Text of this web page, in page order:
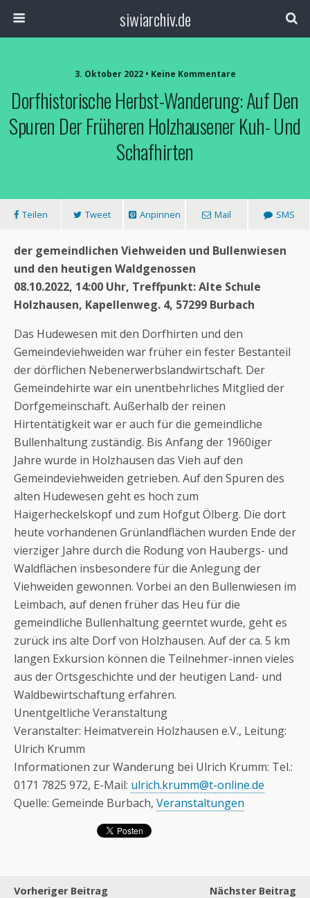
siwiarchiv.de
3. Oktober 2022 • Keine Kommentare
Dorfhistorische Herbst-Wanderung: Auf Den
Spuren Der Früheren Holzhausener Kuh- Und
Schafhirten
Teilen Tweet Anpinnen Mail SMS
der gemeindlichen Viehweiden und Bullenwiesen
und den heutigen Waldgenossen
08.10.2022, 14:00 Uhr, Treffpunkt: Alte Schule
Holzhausen, Kapellenweg. 4, 57299 Burbach
Das Hudewesen mit den Dorfhirten und den
Gemeindeviehweiden war früher ein fester Bestanteil
der dörflichen Nebenerwerbslandwirtschaft. Der
Gemeindehirte war ein unentbehrliches Mitglied der
Dorfgemeinschaft. Außerhalb der reinen
Hirtentätigkeit war er auch für die gemeindliche
Bullenhaltung zuständig. Bis Anfang der 1960iger
Jahre wurde in Holzhausen das Vieh auf den
Gemeindeviehweiden getrieben. Auf den Spuren des
alten Hudewesen geht es hoch zum
Haigerheckelskopf und zum Hofgut Ölberg. Die dort
heute vorhandenen Grünlandflächen wurden Ende der
vierziger Jahre durch die Rodung von Haubergs- und
Waldflächen insbesondere für die Anlegung der
Viehweiden gewonnen. Vorbei an den Bullenwiesen im
Leimbach, auf denen früher das Heu für die
gemeindliche Bullenhaltung geerntet wurde, geht es
zurück ins alte Dorf von Holzhausen. Auf der ca. 5 km
langen Exkursion können die Teilnehmer-innen vieles
aus der Ortsgeschichte und der heutigen Land- und
Waldbewirtschaftung erfahren.
Unentgeltliche Veranstaltung
Veranstalter: Heimatverein Holzhausen e.V., Leitung:
Ulrich Krumm
Informationen zur Wanderung bei Ulrich Krumm: Tel.:
0171 7825 972, E-Mail: ulrich.krumm@t-online.de
Quelle: Gemeinde Burbach, Veranstaltungen
Vorheriger Beitrag
Nächster Beitrag